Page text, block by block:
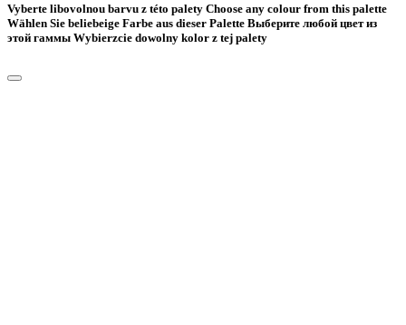
Vyberte libovolnou barvu z této palety Choose any colour from this palette
Wählen Sie beliebeige Farbe aus dieser Palette Bыберите любой цвет из
этой гаммы Wybierzcie dowolny kolor z tej palety